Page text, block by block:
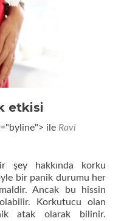
etkisi
ile Ravi
şey hakkında korku
bir panik durumu her
Ancak bu hissin
Korkutucu olan
atak olarak bilinir.